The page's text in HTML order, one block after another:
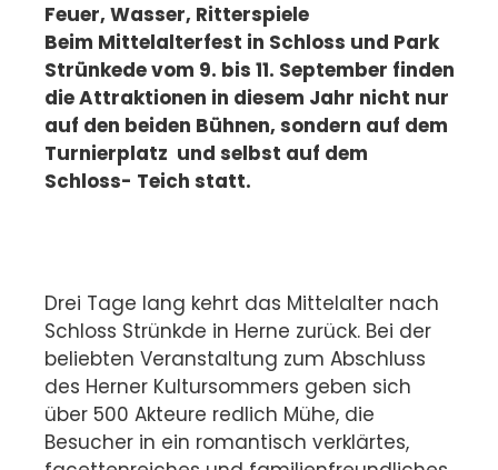
Feuer, Wasser, Ritterspiele
Beim Mittelalterfest in Schloss und Park
Strünkede vom 9. bis 11. September finden
die Attraktionen in diesem Jahr nicht nur
auf den beiden Bühnen, sondern auf dem
Turnierplatz und selbst auf dem
Schloss- Teich statt.
Drei Tage lang kehrt das Mittelalter nach
Schloss Strünkde in Herne zurück. Bei der
beliebten Veranstaltung zum Abschluss
des Herner Kultursommers geben sich
über 500 Akteure redlich Mühe, die
Besucher in ein romantisch verklärtes,